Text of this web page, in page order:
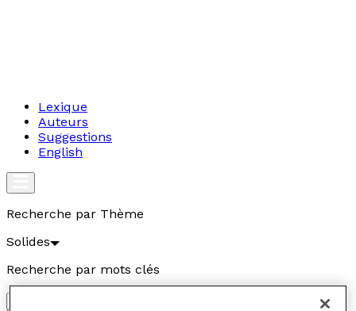
Lexique
Auteurs
Suggestions
English
Recherche par Thème
Solides
Recherche par mots clés